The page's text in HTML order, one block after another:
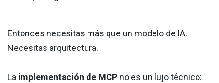
Entonces necesitas más que un modelo de IA.
Necesitas arquitectura.
La implementación de MCP no es un lujo técnico: